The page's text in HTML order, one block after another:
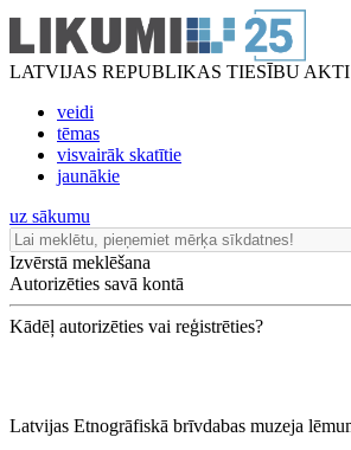
LATVIJAS REPUBLIKAS TIESĪBU AKTI
veidi
tēmas
visvairāk skatītie
jaunākie
uz sākumu
Izvērstā meklēšana
Autorizēties savā kontā
Kādēļ autorizēties vai reģistrēties?
Latvijas Etnogrāfiskā brīvdabas muzeja